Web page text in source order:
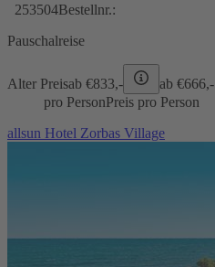
253504Bestellnr.:
Pauschalreise
Alter Preisab €833,- ab €666,-
pro PersonPreis pro Person
allsun Hotel Zorbas Village